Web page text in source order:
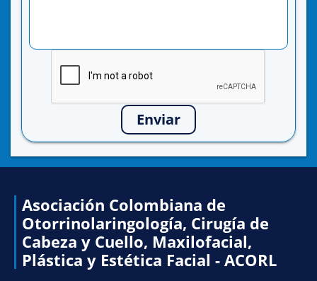
Enviar
Asociación Colombiana de
Otorrinolaringología, Cirugía de
Cabeza y Cuello, Maxilofacial,
Plástica y Estética Facial - ACORL